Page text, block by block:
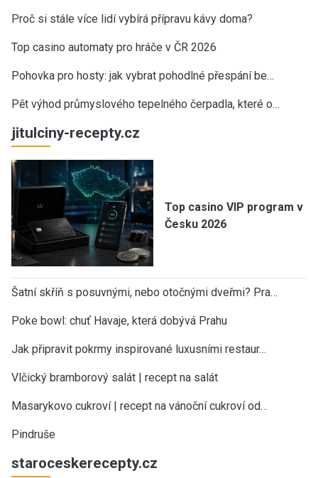
Proč si stále více lidí vybírá přípravu kávy doma?
Top casino automaty pro hráče v ČR 2026
Pohovka pro hosty: jak vybrat pohodlné přespání be…
Pět výhod průmyslového tepelného čerpadla, které o…
jitulciny-recepty.cz
Top casino VIP program v
Česku 2026
Šatní skříň s posuvnými, nebo otočnými dveřmi? Pra…
Poke bowl: chuť Havaje, která dobývá Prahu
Jak připravit pokrmy inspirované luxusními restaur…
Vlčický bramborový salát | recept na salát
Masarykovo cukroví | recept na vánoční cukroví od…
Pindruše
staroceskerecepty.cz